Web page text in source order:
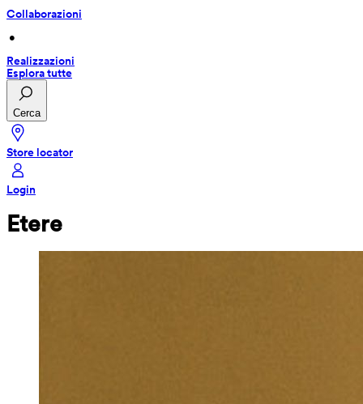
Collaborazioni
•
Realizzazioni
Esplora tutte
Cerca
Store locator
Login
Etere